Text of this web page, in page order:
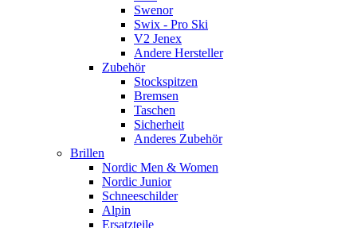
Swenor
Swix - Pro Ski
V2 Jenex
Andere Hersteller
Zubehör
Stockspitzen
Bremsen
Taschen
Sicherheit
Anderes Zubehör
Brillen
Nordic Men & Women
Nordic Junior
Schneeschilder
Alpin
Ersatzteile